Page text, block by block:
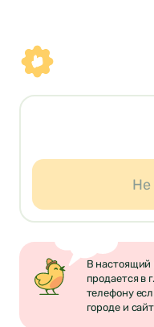
Не
В настоящий
продается в
телефону
городе и